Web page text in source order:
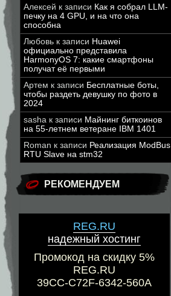
Алексей к записи Как я собрал LLM-
печку на 4 GPU, и на что она
способна
Любовь к записи Huawei
официально представила
HarmonyOS 7: какие смартфоны
получат её первыми
Артем к записи Бесплатные боты,
чтобы раздеть девушку по фото в
2024
sasha к записи Майнинг биткоинов
на 55-летнем ветеране IBM 1401
Roman к записи Реализация ModBus
RTU Slave на stm32
РЕКОМЕНДУЕМ
REG.RU
надежный хостинг
Промокод на скидку 5%
REG.RU
39CC-C72F-6342-560A